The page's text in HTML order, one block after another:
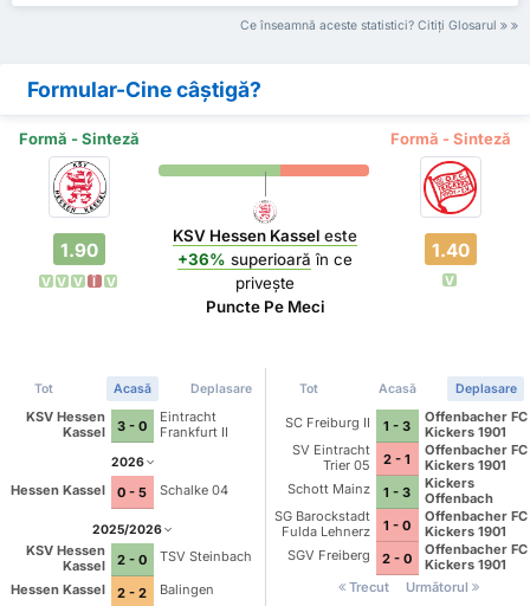
Ce înseamnă aceste statistici? Citiți Glosarul
Formular-Cine câștigă?
Formă - Sinteză Formă - Sinteză
1.90
V V V Î V
KSV Hessen Kasseleste
+36% superioară în ce
privește
Puncte Pe Meci
1.40
V
Tot Acasă Deplasare
KSV Hessen
Kassel
3 - 0
Eintracht
Frankfurt II
2026
Hessen Kassel 0 - 5 Schalke 04
2025/2026
KSV Hessen
Kassel
2 - 0
TSV Steinbach
Hessen Kassel
2 - 2
Balingen
Tot Acasă Deplasare
SC Freiburg II 1 - 3
Offenbacher FC
Kickers 1901
SV Eintracht
Trier 05
2 - 1
Offenbacher FC
Kickers 1901
Schott Mainz
1 - 3
Kickers
Offenbach
SG Barockstadt
Fulda Lehnerz
1 - 0
Offenbacher FC
Kickers 1901
SGV Freiberg
2 - 0
Offenbacher FC
Kickers 1901
Trecut
Următorul